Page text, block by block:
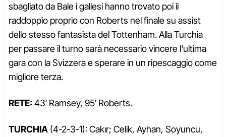
sbagliato da Bale i gallesi hanno trovato poi il
raddoppio proprio con Roberts nel finale su assist
dello stesso fantasista del Tottenham. Alla Turchia
per passare il turno sarà necessario vincere l'ultima
gara con la Svizzera e sperare in un ripescaggio come
migliore terza.
RETE:43′ Ramsey, 95′ Roberts.
TURCHIA (4-2-3-1): Cakır; Celik, Ayhan, Soyuncu,